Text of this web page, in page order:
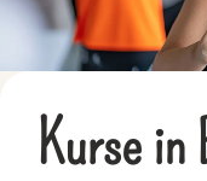
Kurse in